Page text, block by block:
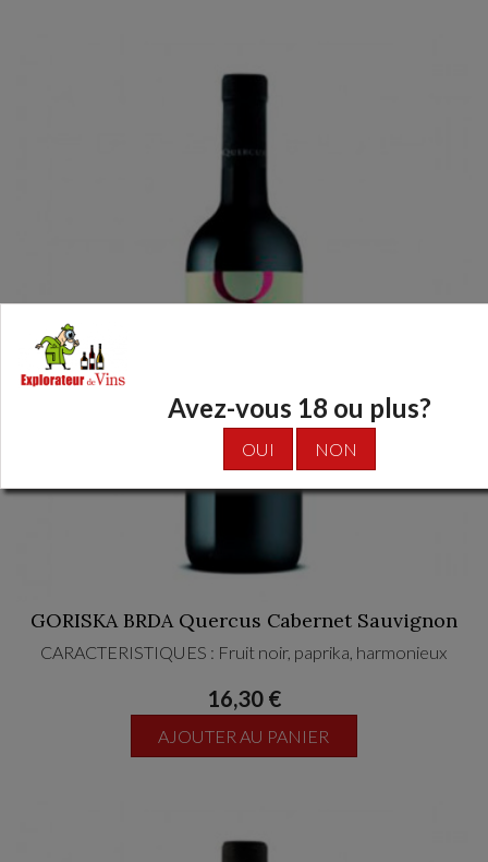
GORISKA BRDA Quercus Cabernet Sauvignon
CARACTERISTIQUES : Fruit noir, paprika, harmonieux
16,30 €
AJOUTER AU PANIER
Avez-vous 18 ou plus?
OUI NON